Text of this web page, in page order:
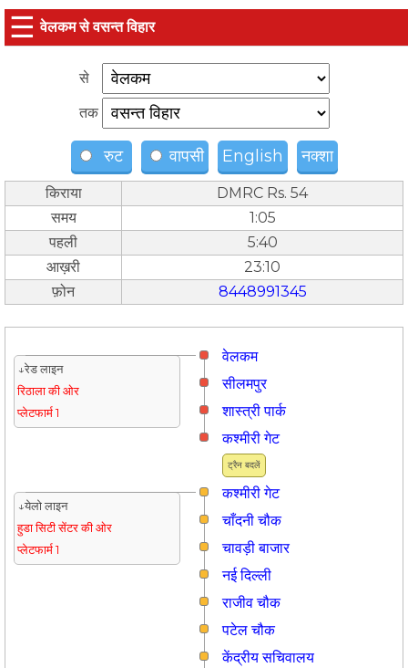
☰ वेलकम से वसन्त विहार
से
तक
रुट वापसी English नक्शा
किराया
DMRC Rs. 54
समय
1:05
पहली
5:40
आख़री
23:10
फ़ोन
8448991345
वेलकम
↓रेड लाइन
रिठाला की ओर
प्लेटफार्म 1
सीलमपुर
शास्त्री पार्क
ट्रैन बदलें
कश्मीरी गेट
कश्मीरी गेट
↓येलो लाइन
हुडा सिटी सेंटर की ओर
प्लेटफार्म 1
चाँदनी चौक
चावड़ी बाजार
नई दिल्ली
राजीव चौक
पटेल चौक
केंद्रीय सचिवालय